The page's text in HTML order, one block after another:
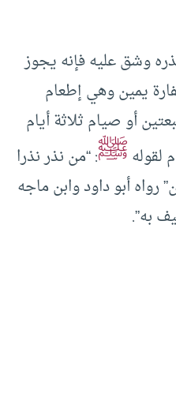
وشق عليه فإنه يجوز
يمين وهي إطعام
أو صيام ثلاثة أيام
لقولهﷺ: “من نذر نذرا
رواه أبو داود وابن ماجه
به”.